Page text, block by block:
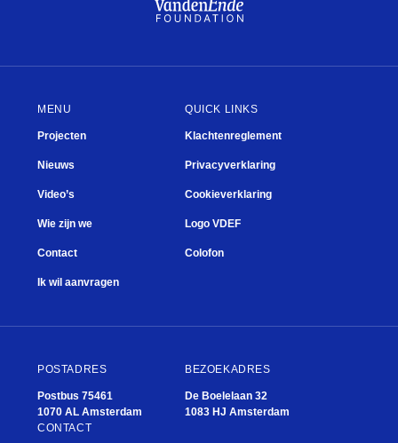
MENU
Projecten
Nieuws
Video’s
Wie zijn we
Contact
Ik wil aanvragen
QUICK LINKS
Klachtenreglement
Privacyverklaring
Cookieverklaring
Logo VDEF
Colofon
POSTADRES
Postbus 75461
1070 AL Amsterdam
BEZOEKADRES
De Boelelaan 32
1083 HJ Amsterdam
CONTACT